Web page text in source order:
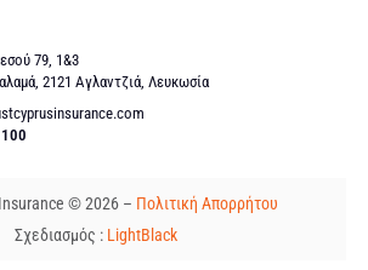
79, 1&3
2121 Αγλαντζιά, Λευκωσία
© 2026 – Πολιτική Απορρήτου
Σχεδιασμός : LightBlack